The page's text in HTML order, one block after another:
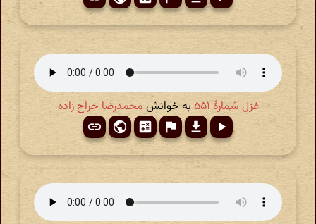
غزل شمارهٔ ۵۵۱ به خوانش محمدرضا جراح زاده